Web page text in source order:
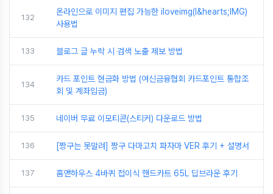
132
온라인으로 이미지 편집 가능한 iloveimg(I&hearts;IMG)
사용법
133 블로그 글 누락 시 검색 노출 제보 방법
134
카드 포인트 현금화 방법 (여신금융협회 카드포인트 통합조
회 및 계좌입금)
135 네이버 무료 이모티콘(스티커) 다운로드 방법
136 [짱구는 못말려] 짱구 다마고치 파자마 VER 후기 + 설명서
137 홈앤하우스 4바퀴 접이식 핸드카트 65L 딥브라운 후기